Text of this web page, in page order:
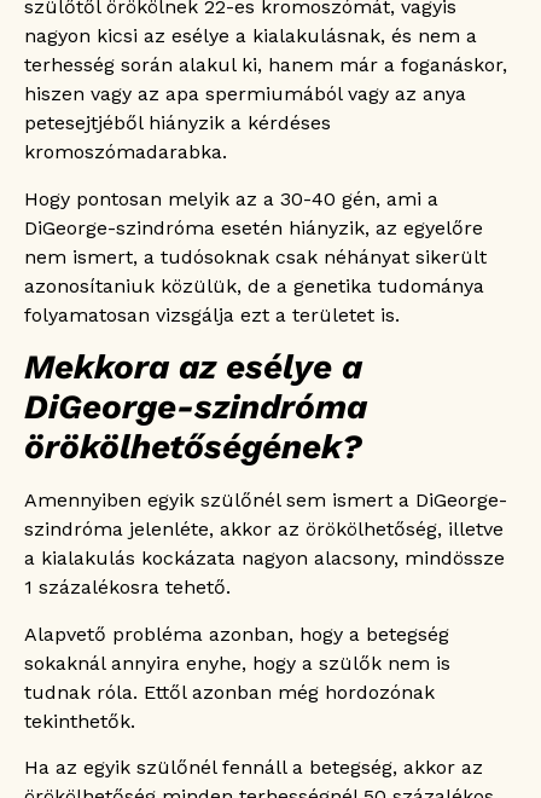
szülőtől örökölnek 22-es kromoszómát, vagyis
nagyon kicsi az esélye a kialakulásnak, és nem a
terhesség során alakul ki, hanem már a foganáskor,
hiszen vagy az apa spermiumából vagy az anya
petesejtjéből hiányzik a kérdéses
kromoszómadarabka.
Hogy pontosan melyik az a 30-40 gén, ami a
DiGeorge-szindróma esetén hiányzik, az egyelőre
nem ismert, a tudósoknak csak néhányat sikerült
azonosítaniuk közülük, de a genetika tudománya
folyamatosan vizsgálja ezt a területet is.
Mekkora az esélye a
DiGeorge-szindróma
örökölhetőségének?
Amennyiben egyik szülőnél sem ismert a DiGeorge-
szindróma jelenléte, akkor az örökölhetőség, illetve
a kialakulás kockázata nagyon alacsony, mindössze
1 százalékosra tehető.
Alapvető probléma azonban, hogy a betegség
sokaknál annyira enyhe, hogy a szülők nem is
tudnak róla. Ettől azonban még hordozónak
tekinthetők.
Ha az egyik szülőnél fennáll a betegség, akkor az